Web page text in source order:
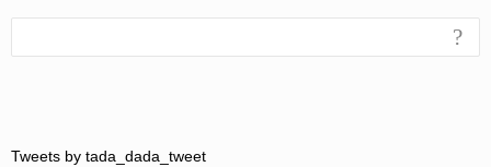
?
Tweets by tada_dada_tweet